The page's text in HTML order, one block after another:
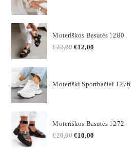
Moteriškos Basutės 1280
€22,00 €12,00
Moteriški Sportbačiai 1276
Moteriškos Basutės 1272
€20,00 €10,00